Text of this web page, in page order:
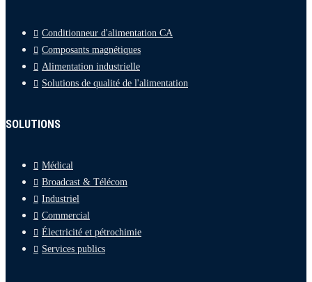
Conditionneur d'alimentation CA
Composants magnétiques
Alimentation industrielle
Solutions de qualité de l'alimentation
SOLUTIONS
Médical
Broadcast & Télécom
Industriel
Commercial
Électricité et pétrochimie
Services publics